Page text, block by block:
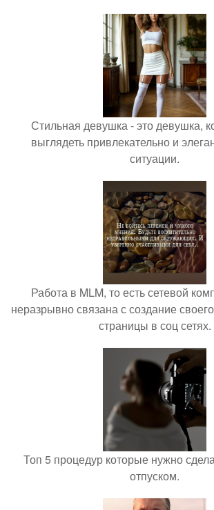
Стильная девушка - это девушка,
выглядеть привлекательно и
ситуации.
Работа в MLM, то есть сетевой
неразрывно связана с создание
страницы в соц сетях.
Топ 5 процедур которые нужно
отпуском.